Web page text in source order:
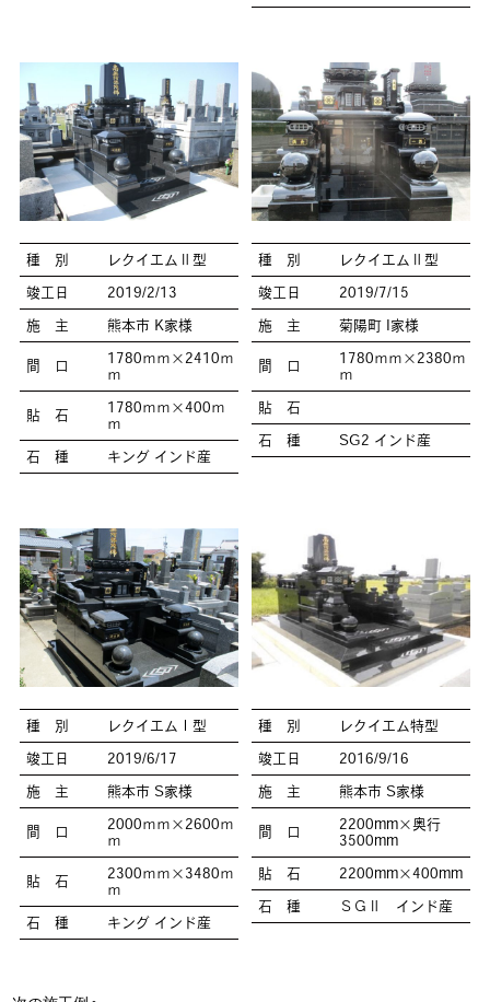
種 別 レクイエムⅡ型
竣工日 2019/2/13
施 主 熊本市 K家様
間 口
1780ｍｍ×2410ｍ
ｍ
貼 石
1780ｍｍ×400ｍ
ｍ
石 種 キング インド産
種 別 レクイエムⅡ型
竣工日 2019/7/15
施 主 菊陽町 I家様
間 口
1780ｍｍ×2380ｍ
ｍ
貼 石
石 種 SG2 インド産
種 別 レクイエムⅠ型
竣工日 2019/6/17
施 主 熊本市 S家様
間 口
2000ｍｍ×2600ｍ
ｍ
貼 石
2300ｍｍ×3480ｍ
ｍ
石 種 キング インド産
種 別 レクイエム特型
竣工日 2016/9/16
施 主 熊本市 S家様
間 口
2200mm×奥行
3500mm
貼 石 2200mm×400mm
石 種 ＳＧⅡ インド産